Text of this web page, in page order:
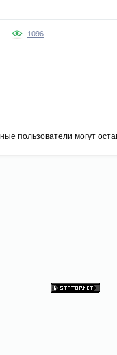
1096
пользователи могут